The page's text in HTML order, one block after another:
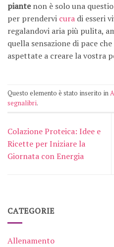
piantenon è solo una
per prendervi cura di esseri
regalandovi aria più pulita,
quella sensazione di pace
aspettate a creare la vostra
Questo elemento è stato inserito in
segnalibri.
Colazione Proteica: Idee e
Ricette per Iniziare la
Giornata con Energia
CATEGORIE
Allenamento